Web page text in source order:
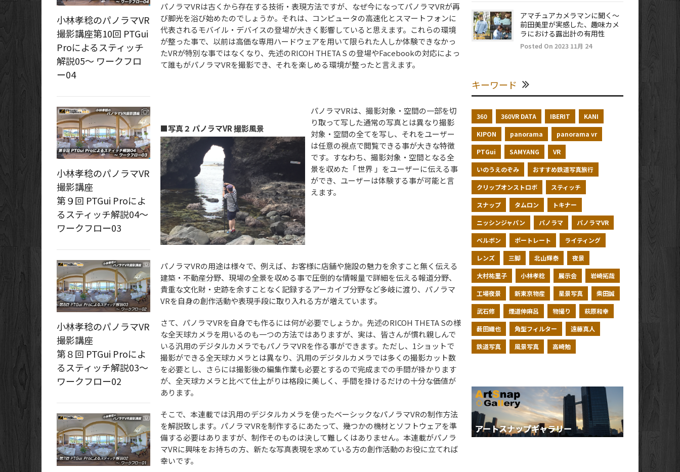
パノラマVRは古くから存在する技術・表現方法ですが、なぜ今になってパノラマVRが再
び脚光を浴び始めたのでしょうか。それは、コンピュータの高速化とスマートフォンに
代表されるモバイル・デバイスの登場が大きく影響していると思えます。これらの環境
が整った事で、以前は高価な専用ハードウェアを用いて限られた人しか体験できなかっ
たVRが特別な事ではなくなり、先述のRICOH THETA S の登場やFacebookの対応によっ
て誰もがパノラマVRを撮影でき、それを楽しめる環境が整ったと言えます。
■写真２ パノラマVR 撮影風景
パノラマVRは、撮影対象・空間の一部を切
り取って写した通常の写真とは異なり撮影
対象・空間の全てを写し、それをユーザー
は任意の視点で閲覧できる事が大きな特徴
です。すなわち、撮影対象・空間となる全
景を収めた「 世界 」をユーザーに伝える事
ができ、ユーザーは体験する事が可能と言
えます。
パノラマVRの用途は様々で、例えば、お客様に店舗や施設の魅力を余すこと無く伝える
建築・不動産分野、現場の全景を収める事で圧倒的な情報量で詳細を伝える報道分野、
貴重な文化財・史跡を余すことなく記録するアーカイブ分野など多岐に渡り、パノラマ
VRを自身の創作活動や表現手段に取り入れる方が増えています。
さて、パノラマVRを自身でも作るには何が必要でしょうか。先述のRICOH THETA Sの様
な全天球カメラを用いるのも一つの方法ではありますが、実は、皆さんが慣れ親しんで
いる汎用のデジタルカメラでもパノラマVRを作る事ができます。ただし、1ショットで
撮影ができる全天球カメラとは異なり、汎用のデジタルカメラでは多くの撮影カット数
を必要とし、さらには撮影後の編集作業も必要とするので完成までの手間が掛かります
が、全天球カメラと比べて仕上がりは格段に美しく、手間を掛けるだけの十分な価値が
あります。
そこで、本連載では汎用のデジタルカメラを使ったベーシックなパノラマVRの制作方法
を解説致します。パノラマVRを制作するにあたって、幾つかの機材とソフトウェアを準
備する必要はありますが、制作そのものは決して難しくはありません。本連載がパノラ
マVRに興味をお持ちの方、新たな写真表現を求めている方の創作活動のお役に立てれば
幸いです。
小林孝稔のパノラマVR
撮影講座第10回 PTGui
Proによるスティッチ
解説05～ ワークフロ
ー04
小林孝稔のパノラマVR
撮影講座
第９回 PTGui Proによ
るスティッチ解説04～
ワークフロー03
小林孝稔のパノラマVR
撮影講座
第８回 PTGui Proによ
るスティッチ解説03～
ワークフロー02
アマチュアカメラマンに聞く～
前田美里が実感した、趣味カメ
ラにおける露出計の有用性
Posted On 2023 11月 24
キーワード
360 360VR DATA IBERIT KANI
KIPON panorama panorama vr
PTGui SAMYANG VR
いのうえのぞみ おすすめ鉄道写真旅行
クリップオンストロボ スティッチ
スナップ タムロン トキナー
ニッシンジャパン パノラマ パノラマVR
ベルボン ポートレート ライティング
レンズ 三脚 北山輝泰 夜景
大村祐里子 小林孝稔 展示会 岩崎拓哉
工場夜景 新東京物産 星景写真 柴田誠
武石修 煙道伸麻呂 物撮り 萩原和幸
薮田織也 角型フィルター 遠藤真人
鉄道写真 風景写真 高崎勉